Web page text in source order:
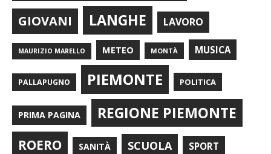
GIOVANI LANGHE LAVORO
MAURIZIO MARELLO METEO MONTÀ MUSICA
PALLAPUGNO PIEMONTE POLITICA
PRIMA PAGINA REGIONE PIEMONTE
ROERO SANITÀ SCUOLA SPORT